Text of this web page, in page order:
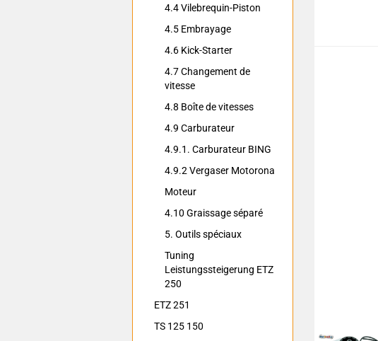
4.4 Vilebrequin-Piston
4.5 Embrayage
4.6 Kick-Starter
4.7 Changement de
vitesse
4.8 Boîte de vitesses
4.9 Carburateur
4.9.1. Carburateur BING
4.9.2 Vergaser Motorona
Moteur
4.10 Graissage séparé
5. Outils spéciaux
Tuning
Leistungssteigerung ETZ
250
ETZ 251
TS 125 150